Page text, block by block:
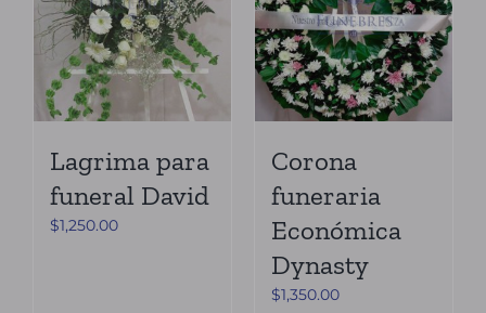
Lagrima para
funeral David
$1,250.00
Corona
funeraria
Económica
Dynasty
$1,350.00